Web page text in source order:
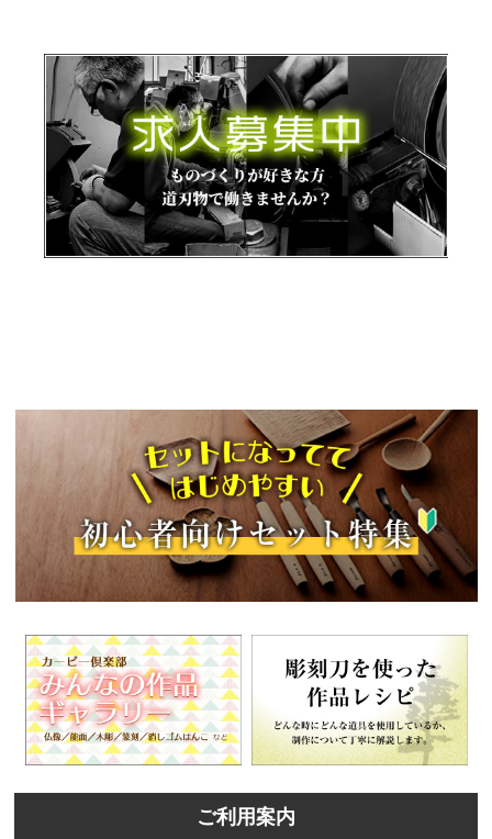
ご利用案内